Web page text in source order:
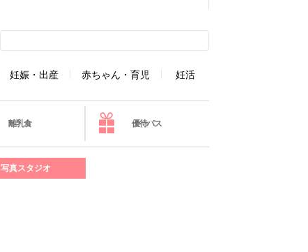
妊娠・出産 赤ちゃん・育児 妊活
離乳食 優待パス
写真スタジオ